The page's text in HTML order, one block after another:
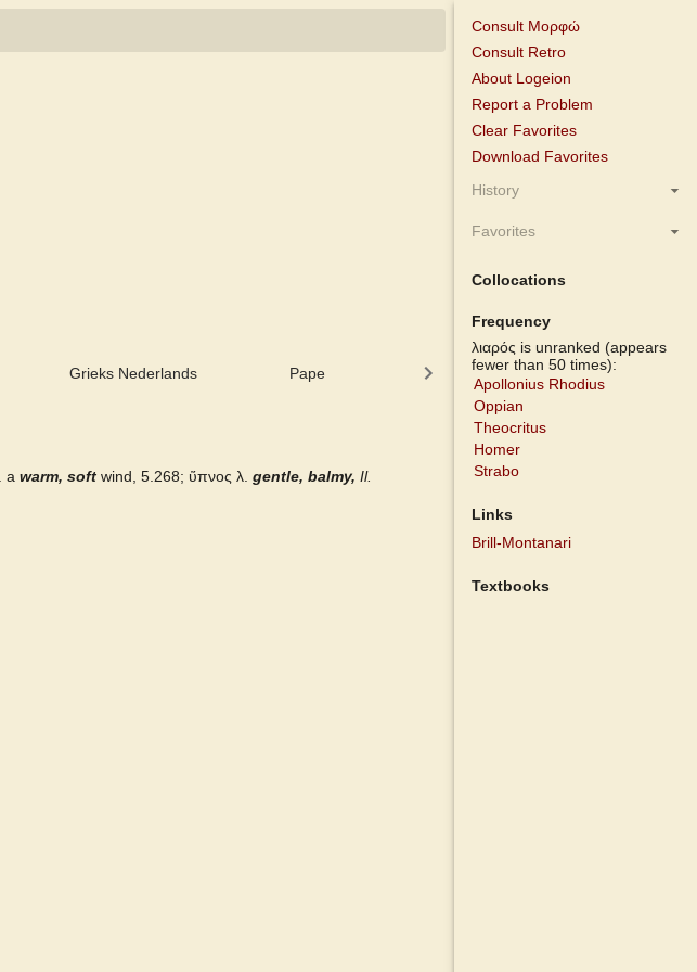
Grieks Nederlands Pape Cunliffe Homer Autenrieth
a warm, soft wind, 5.268; ὕπνος λ. gentle, balmy, Il.
Consult Μορφώ
Consult Retro
About Logeion
Report a Problem
Clear Favorites
Download Favorites
History
Favorites
Collocations
Frequency
λιαρός is unranked (appears
fewer than 50 times):
Apollonius Rhodius
Oppian
Theocritus
Homer
Strabo
Links
Brill-Montanari
Textbooks